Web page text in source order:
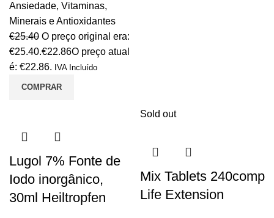
Ansiedade, Vitaminas,
Minerais e Antioxidantes
€25.40 O preço original era:
€25.40.€22.86O preço atual
é: €22.86. IVA Incluído
COMPRAR
Lugol 7% Fonte de
Iodo inorgânico,
30ml Heiltropfen
Sold out
Mix Tablets 240comp
Life Extension